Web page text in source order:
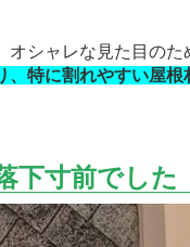
オシャレな見た目のた
、特に割れやすい屋
下寸前でした